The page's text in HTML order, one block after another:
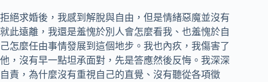
拒絕求婚後，我感到解脫與自由，但是情緒惡魔並沒有
就此遠離，我還是羞愧於別人會怎麼看我、也羞愧於自
己怎麼任由事情發展到這個地步。我也內疚，我傷害了
他，沒有早一點坦承面對，先是答應然後反悔。我深深
自責，為什麼沒有重視自己的直覺、沒有聽從各項徵